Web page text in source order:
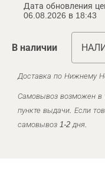
Дата обновления
06.08.2026 в 18:43
В наличии
Доставка по Нижнему
Самовывоз возможен в
пункте выдачи. Если
самовывоз 1-2 дня.